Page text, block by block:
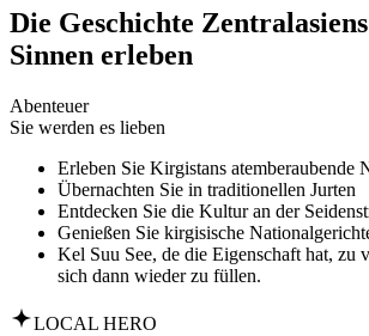
Die Geschichte
Sinnen erleben
Abenteuer
Sie werden es lieben
Erleben Sie Kirgistans atemberaubende
Übernachten Sie in traditionellen Jurten
Entdecken Sie die Kultur an der
Genießen Sie kirgisische
Kel Suu See, de die Eigenschaft hat, zu
sich dann wieder zu füllen.
LOCAL HERO